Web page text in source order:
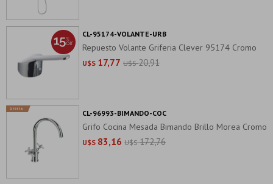
Repuesto Volante Griferia Clever 95174 Cromo
U$S 17,77 U$S 20,91
CL-95174-VOLANTE-URB
Grifo Cocina Mesada Bimando Brillo Morea Cromo
U$S 83,16 U$S 172,76
CL-96993-BIMANDO-COC